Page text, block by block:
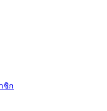
ชิก